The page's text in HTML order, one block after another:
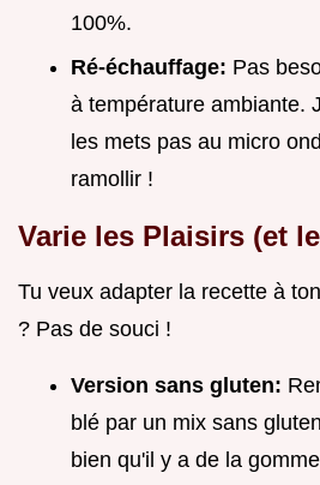
100%.
Ré-échauffage: Pas
à température ambiante.
les mets pas au micro
ramollir !
Varie les Plaisirs (et
Tu veux adapter la recette à
? Pas de souci !
Version sans gluten:
blé par un mix sans
bien qu'il y a de la